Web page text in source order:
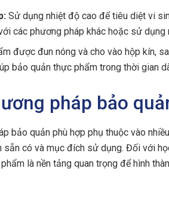
Sử dụng nhiệt độ cao để tiêu diệt vi
các phương pháp khác hoặc sử
được đun nóng và cho vào hộp kín,
bảo quản thực phẩm trong thời gian
pháp bảo
bảo quản phù hợp phụ thuộc vào
sẵn có và mục đích sử dụng. Đối với
là nền tảng quan trọng để hình